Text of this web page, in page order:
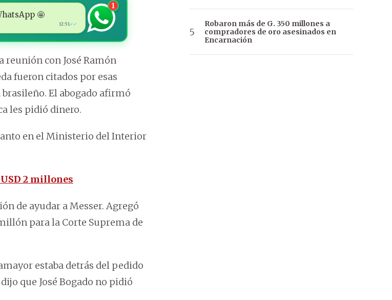
🤩
12:51✓✓
1
reunión con José Ramón
fueron citados por esas
El abogado afirmó
les pidió dinero.
en el Ministerio del Interior
2 millones
de ayudar a Messer. Agregó
para la Corte Suprema de
estaba detrás del pedido
que José Bogado no pidió
Robaron más de G. 350 millones a
compradores de oro asesinados en
Encarnación